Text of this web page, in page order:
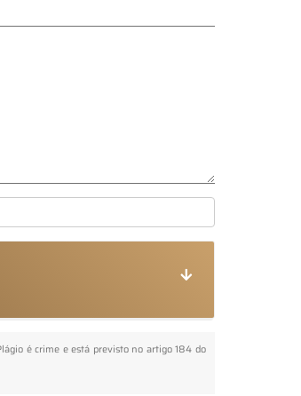
é crime e está previsto no artigo 184 do